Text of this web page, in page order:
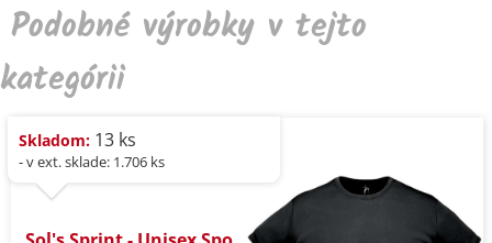
Podobné výrobky v tejto
kategórii
Skladom: 13 ks
- v ext. sklade: 1.706 ks